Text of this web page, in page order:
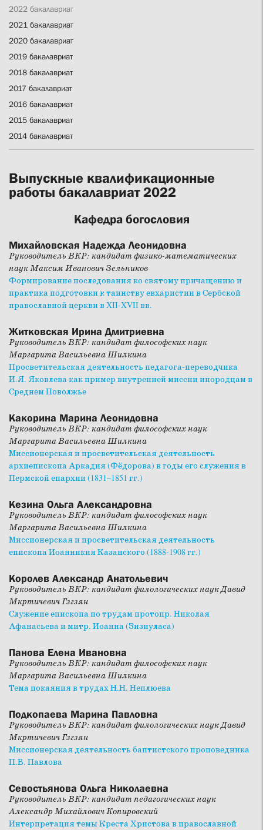
2022 бакалавриат
2021 бакалавриат
2020 бакалавриат
2019 бакалавриат
2018 бакалавриат
2017 бакалавриат
2016 бакалавриат
2015 бакалавриат
2014 бакалавриат
Выпускные квалификационные
работы бакалавриат 2022
Кафедра богословия
Михайловская Надежда Леонидовна
Руководитель ВКР: кандидат физико-математических
наук Максим Иванович Зельников
Формирование последования ко святому причащению и
практика подготовки к таинству евхаристии в Сербской
православной церкви в XII-XVII вв.
Житковская Ирина Дмитриевна
Руководитель ВКР: кандидат философских наук
Маргарита Васильевна Шилкина
Просветительская деятельность педагога-переводчика
И.Я. Яковлева как пример внутренней миссии инородцам в
Среднем Поволжье
Какорина Марина Леонидовна
Руководитель ВКР: кандидат философских наук
Маргарита Васильевна Шилкина
Миссионерская и просветительская деятельность
архиепископа Аркадия (Фёдорова) в годы его служения в
Пермской епархии (1831–1851 гг.)
Кезина Ольга Александровна
Руководитель ВКР: кандидат философских наук
Маргарита Васильевна Шилкина
Миссионерская и просветительская деятельность
епископа Иоанникия Казанского (1888-1908 гг.)
Королев Александр Анатольевич
Руководитель ВКР: кандидат филологических наук Давид
Мкртичевич Гзгзян
Служение епископа по трудам протопр. Николая
Афанасьева и митр. Иоанна (Зизиуласа)
Панова Елена Ивановна
Руководитель ВКР: кандидат философских наук
Маргарита Васильевна Шилкина
Тема покаяния в трудах Н.Н. Неплюева
Подкопаева Марина Павловна
Руководитель ВКР: кандидат филологических наук Давид
Мкртичевич Гзгзян
Миссионерская деятельность баптистского проповедника
П.В. Павлова
Севостьянова Ольга Николаевна
Руководитель ВКР: кандидат педагогических наук
Александр Михайлович Копировский
Интерпретация темы Креста Христова в православной